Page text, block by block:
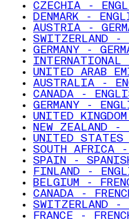
CZECHIA -
DENMARK -
AUSTRIA -
SWITZERLAND -
GERMANY -
UNITED ARAB
AUSTRALIA -
CANADA -
GERMANY -
UNITED
NEW ZEALAND -
UNITED
SOUTH AFRICA
SPAIN -
FINLAND -
BELGIUM -
CANADA -
SWITZERLAND -
FRANCE -